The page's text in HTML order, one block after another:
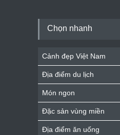
Chọn nhanh
Cảnh đẹp Việt Nam
Địa điểm du lịch
Món ngon
Đặc sản vùng miền
Địa điểm ăn uống